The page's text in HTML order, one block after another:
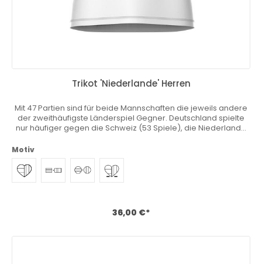
Trikot 'Niederlande' Herren
Mit 47 Partien sind für beide Mannschaften die jeweils andere
der zweithäufigste Länderspiel Gegner. Deutschland spielte
nur häufiger gegen die Schweiz (53 Spiele), die Niederlande
liebst in Deutschland aber dein Herz schlägt auch für dein
Heimatland? Du fühlst dich hin- und hergerissen und möchtest
am liebsten zwei Mannschaften anfeuern? Zwei Trikots
gleichzeitig tragen? Wir haben das einzigartige Heimatkurve®
jetzt deine Stammposition und personalisiere dein Master
Trikot beliebig! Download Größentabelle
Motiv
36,00 €*